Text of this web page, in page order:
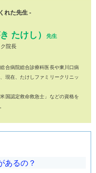
れた先生 -
たけし）
先生
院長
合病院総合診療科医長や東川口病
現在、たけしファミリークリニッ
国認定救命救急士」などの資格を
あるの？